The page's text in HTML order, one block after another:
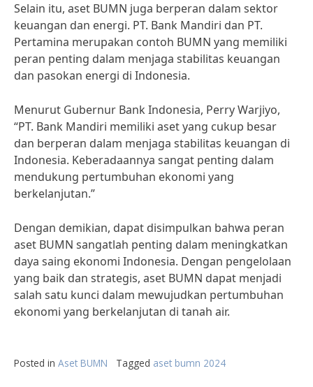
Selain itu, aset BUMN juga berperan dalam sektor
keuangan dan energi. PT. Bank Mandiri dan PT.
Pertamina merupakan contoh BUMN yang memiliki
peran penting dalam menjaga stabilitas keuangan
dan pasokan energi di Indonesia.
Menurut Gubernur Bank Indonesia, Perry Warjiyo,
“PT. Bank Mandiri memiliki aset yang cukup besar
dan berperan dalam menjaga stabilitas keuangan di
Indonesia. Keberadaannya sangat penting dalam
mendukung pertumbuhan ekonomi yang
berkelanjutan.”
Dengan demikian, dapat disimpulkan bahwa peran
aset BUMN sangatlah penting dalam meningkatkan
daya saing ekonomi Indonesia. Dengan pengelolaan
yang baik dan strategis, aset BUMN dapat menjadi
salah satu kunci dalam mewujudkan pertumbuhan
ekonomi yang berkelanjutan di tanah air.
Posted in Aset BUMN Tagged aset bumn 2024